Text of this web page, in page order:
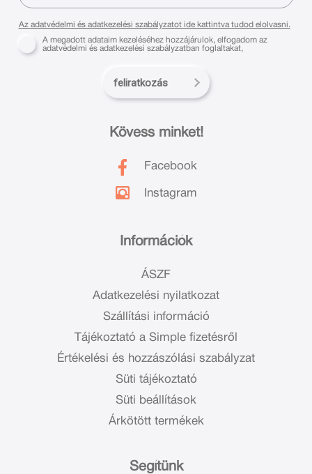
Információk
ÁSZF
Adatkezelési nyilatkozat
Szállítási információ
Tájékoztató a Simple fizetésről
Értékelési és hozzászólási szabályzat
Süti tájékoztató
Süti beállítások
Árkötött termékek
Segítünk
Kövess minket!
Facebook
Instagram
Az adatvédelmi és adatkezelési szabályzatot ide kattintva tudod elolvasni.
A megadott adataim kezeléséhez hozzájárulok, elfogadom az
adatvédelmi és adatkezelési szabályzatban foglaltakat,
feliratkozás